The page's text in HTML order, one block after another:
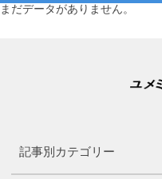
まだデータがありません。
記事別カテゴリー